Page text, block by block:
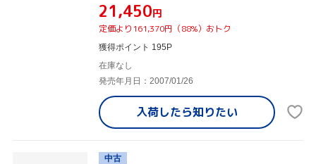
¥21,450円
定価より161,370円（88%）おトク
獲得ポイント 195P
在庫なし
発売年月日：2007/01/26
入荷したら知りたい
中古